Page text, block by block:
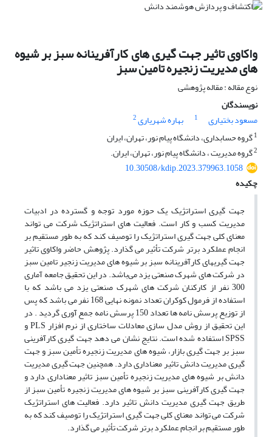
واکاوی تاثیر جهت گیری های کارآفرینانه سبز بر شیوه
های مدیریت زنجیره تامین سبز
نوع مقاله : مقاله پژوهشی
نویسندگان
مسعود بختیاری
1 بهاره شهریاری2
1گروه حسابداری، دانشگاه پیام نور، تهران، ایران
2گروه مدیریت ، دانشگاه پیام نور، تهران، ایران.
10.30508/kdip.2023.379963.1058
چکیده
جهت گیری استراتژیک یک حوزه مورد توجه و گسترده در ادبیات
مدیریت کسب و کار است. فعالیت های استراتژیک شرکت می تواند
معنای کلی جهت گیری استراتژیک را توصیف کند که به طور مستقیم بر
انجام عملکرد برتر شرکت تأثیر می گذارد. پژوهش حاضر واکاوی تاثیر
جهت گیریهای کارآفرینانه سبز بر شیوه های مدیریت زنجیر تامین سبز
در شرکت های شهرک صنعتی یزد می‌باشد. در این تحقیق جامعه آماری
300 نفر از کارکنان شرکت های شهرک صنعتی یزد می باشد که با
استفاده از فرمول کوکران تعداد نمونه نهایی 168 نفر می باشد که پس
از توزیع پرسش نامه ها تعداد 150 پرسش نامه جمع آوری گردید . در
این تحقیق از روش مدل سازی معادلات ساختاری از نرم افزار PLS و
SPSS استفاده شده است. نتایج نشان می دهد جهت گیری کارآفرینی
سبز بر جهت گیری بازار، شیوه های مدیریت زنجیره تأمین سبز و جهت
گیری مدیریت دانش تاثیر معناداری دارد. همچنین جهت گیری مدیریت
دانش بر شیوه های مدیریت زنجیره تأمین سبز تاثیر معناداری دارد و
جهت گیری کارآفرینی سبز بر شیوه های مدیریت زنجیره تأمین سبز از
طریق جهت گیری مدیریت دانش تاثیر دارد. فعالیت های استراتژیک
شرکت می تواند معنای کلی جهت گیری استراتژیک را توصیف کند که به
طور مستقیم بر انجام عملکرد برتر شرکت تأثیر می گذارد.